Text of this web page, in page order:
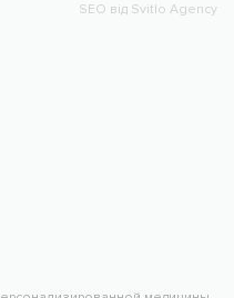
SEO від Svitlo Agency